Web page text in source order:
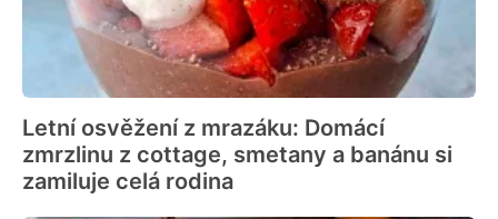
Letní osvěžení z mrazáku: Domácí
zmrzlinu z cottage, smetany a banánu si
zamiluje celá rodina